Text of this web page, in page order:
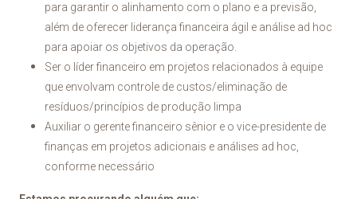
para garantir o alinhamento com o plano e a previsão,
além de oferecer liderança financeira ágil e análise ad hoc
para apoiar os objetivos da operação.
Ser o líder financeiro em projetos relacionados à equipe
que envolvam controle de custos/eliminação de
resíduos/princípios de produção limpa
Auxiliar o gerente financeiro sênior e o vice-presidente de
finanças em projetos adicionais e análises ad hoc,
conforme necessário